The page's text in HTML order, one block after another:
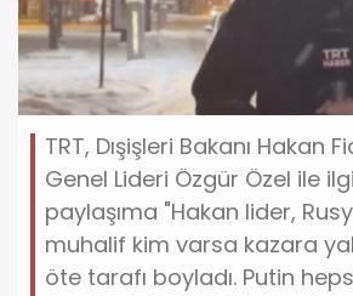
TRT, Dışişleri Bakanı Hakan
Genel Lideri Özgür Özel ile
paylaşıma "Hakan lider,
muhalif kim varsa kazara
öte tarafı boyladı. Putin